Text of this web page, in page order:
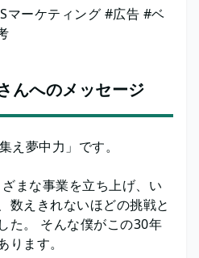
ーケティング #広告 #ベ
んへのメッセージ
え夢中力」です。
まな事業を立ち上げ、い
数えきれないほどの挑戦と
た。 そんな僕がこの30年
ます。